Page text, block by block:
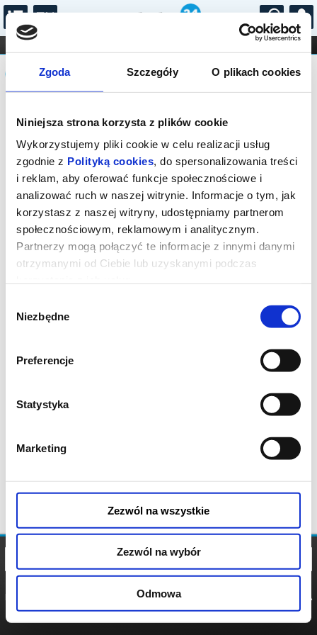
Zgoda Szczegóły O plikach cookies
Niniejsza strona korzysta z plików cookie
Wykorzystujemy pliki cookie w celu realizacji usług
zgodnie z Polityką cookies, do spersonalizowania treści
i reklam, aby oferować funkcje społecznościowe i
analizować ruch w naszej witrynie. Informacje o tym, jak
korzystasz z naszej witryny, udostępniamy partnerom
społecznościowym, reklamowym i analitycznym.
Partnerzy mogą połączyć te informacje z innymi danymi
otrzymanymi od Ciebie lub uzyskanymi podczas
zgody
Niezbędne
Preferencje
Statystyka
Marketing
Zezwól na wszystkie
Zezwól na wybór
Odmowa
...
FILHARMONIA OPERA I BALET
STAND-UP
DLA DZIECI
Komunikat
Sprzedaż biletów on-line na wydarzenie
została zakończona.
POLITYKA
POLITYKA